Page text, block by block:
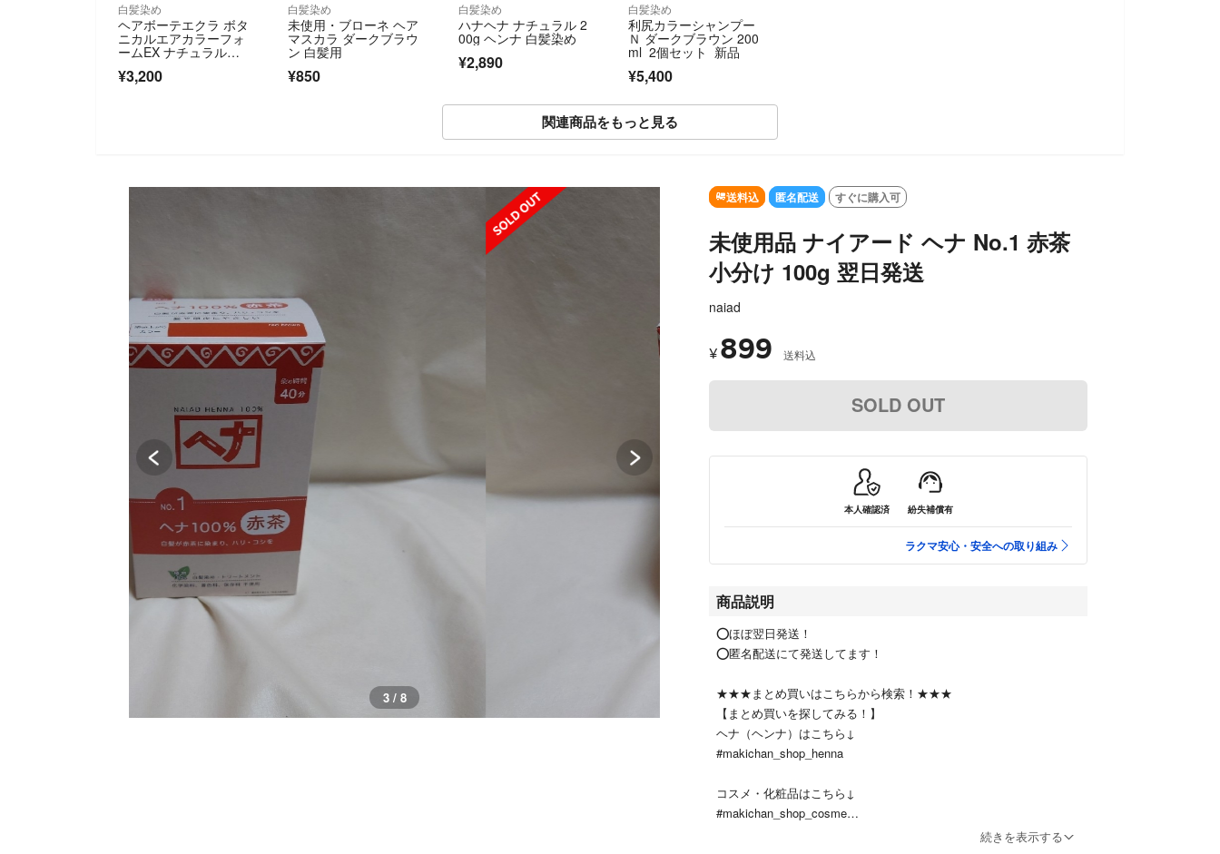
白髪染め
ヘアボーテエクラ ボタ
ニカルエアカラーフォ
ームEX ナチュラルブ
¥3,200
白髪染め
未使用・ブローネ ヘア
マスカラ ダークブラウ
ン 白髪用
¥850
白髪染め
ハナヘナ ナチュラル 2
00g ヘンナ 白髪染め
¥2,890
白髪染め
利尻カラーシャンプー
Ｎ ダークブラウン 200
ml 2個セット 新品
¥5,400
関連商品をもっと見る
SOLD OUT
3 / 8
送料込 匿名配送 すぐに購入可
未使用品 ナイアード ヘナ No.1 赤茶
小分け 100g 翌日発送
naiad
¥ 899 送料込
SOLD OUT
本人確認済 紛失補償有
ラクマ安心・安全への取り組み
商品説明
⭕ほぼ翌日発送！
⭕匿名配送にて発送してます！
★★★まとめ買いはこちらから検索！★★★
【まとめ買いを探してみる！】
ヘナ（ヘンナ）はこちら↓
#makichan_shop_henna
コスメ・化粧品はこちら↓
#makichan_shop_cosme
続きを表示する